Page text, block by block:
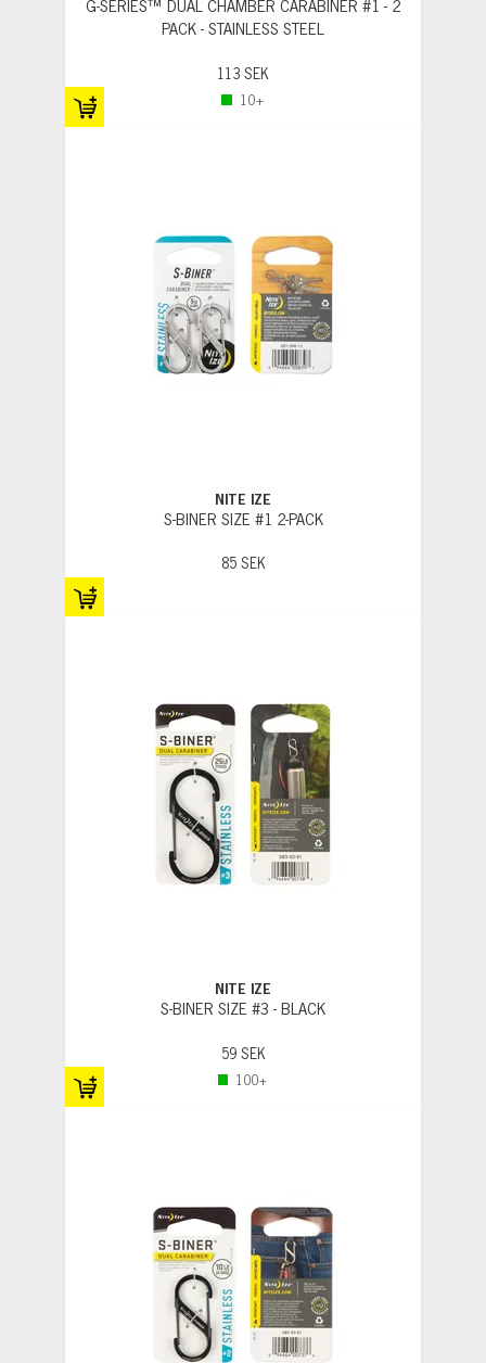
G-SERIES™ DUAL CHAMBER CARABINER #1 - 2
PACK - STAINLESS STEEL
113 SEK
10+
NITE IZE
S-BINER SIZE #1 2-PACK
85 SEK
NITE IZE
S-BINER SIZE #3 - BLACK
59 SEK
100+